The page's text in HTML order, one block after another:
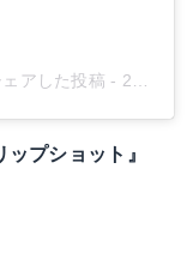
アした投稿 - 2020年 7月月4日午前6時10分PDT
プショット』